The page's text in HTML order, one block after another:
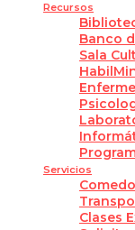
Recursos
Banco
Sala
Servicios
Clases